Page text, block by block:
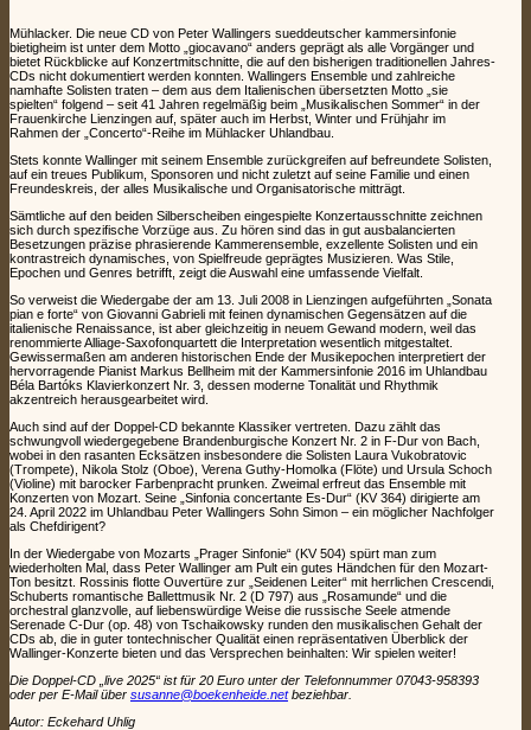
Mühlacker. Die neue CD von Peter Wallingers sueddeutscher kammersinfonie
bietigheim ist unter dem Motto „giocavano“ anders geprägt als alle Vorgänger und
bietet Rückblicke auf Konzertmitschnitte, die auf den bisherigen traditionellen Jahres-
CDs nicht dokumentiert werden konnten. Wallingers Ensemble und zahlreiche
namhafte Solisten traten – dem aus dem Italienischen übersetzten Motto „sie
spielten“ folgend – seit 41 Jahren regelmäßig beim „Musikalischen Sommer“ in der
Frauenkirche Lienzingen auf, später auch im Herbst, Winter und Frühjahr im
Rahmen der „Concerto“-Reihe im Mühlacker Uhlandbau.
Stets konnte Wallinger mit seinem Ensemble zurückgreifen auf befreundete Solisten,
auf ein treues Publikum, Sponsoren und nicht zuletzt auf seine Familie und einen
Freundeskreis, der alles Musikalische und Organisatorische mitträgt.
Sämtliche auf den beiden Silberscheiben eingespielte Konzertausschnitte zeichnen
sich durch spezifische Vorzüge aus. Zu hören sind das in gut ausbalancierten
Besetzungen präzise phrasierende Kammerensemble, exzellente Solisten und ein
kontrastreich dynamisches, von Spielfreude geprägtes Musizieren. Was Stile,
Epochen und Genres betrifft, zeigt die Auswahl eine umfassende Vielfalt.
So verweist die Wiedergabe der am 13. Juli 2008 in Lienzingen aufgeführten „Sonata
pian e forte“ von Giovanni Gabrieli mit feinen dynamischen Gegensätzen auf die
italienische Renaissance, ist aber gleichzeitig in neuem Gewand modern, weil das
renommierte Alliage-Saxofonquartett die Interpretation wesentlich mitgestaltet.
Gewissermaßen am anderen historischen Ende der Musikepochen interpretiert der
hervorragende Pianist Markus Bellheim mit der Kammersinfonie 2016 im Uhlandbau
Béla Bartóks Klavierkonzert Nr. 3, dessen moderne Tonalität und Rhythmik
akzentreich herausgearbeitet wird.
Auch sind auf der Doppel-CD bekannte Klassiker vertreten. Dazu zählt das
schwungvoll wiedergegebene Brandenburgische Konzert Nr. 2 in F-Dur von Bach,
wobei in den rasanten Ecksätzen insbesondere die Solisten Laura Vukobratovic
(Trompete), Nikola Stolz (Oboe), Verena Guthy-Homolka (Flöte) und Ursula Schoch
(Violine) mit barocker Farbenpracht prunken. Zweimal erfreut das Ensemble mit
Konzerten von Mozart. Seine „Sinfonia concertante Es-Dur“ (KV 364) dirigierte am
24. April 2022 im Uhlandbau Peter Wallingers Sohn Simon – ein möglicher Nachfolger
als Chefdirigent?
In der Wiedergabe von Mozarts „Prager Sinfonie“ (KV 504) spürt man zum
wiederholten Mal, dass Peter Wallinger am Pult ein gutes Händchen für den Mozart-
Ton besitzt. Rossinis flotte Ouvertüre zur „Seidenen Leiter“ mit herrlichen Crescendi,
Schuberts romantische Ballettmusik Nr. 2 (D 797) aus „Rosamunde“ und die
orchestral glanzvolle, auf liebenswürdige Weise die russische Seele atmende
Serenade C-Dur (op. 48) von Tschaikowsky runden den musikalischen Gehalt der
CDs ab, die in guter tontechnischer Qualität einen repräsentativen Überblick der
Wallinger-Konzerte bieten und das Versprechen beinhalten: Wir spielen weiter!
Die Doppel-CD „live 2025“ ist für 20 Euro unter der Telefonnummer 07043-958393
oder per E-Mail über susanne@boekenheide.net beziehbar.
Autor: Eckehard Uhlig